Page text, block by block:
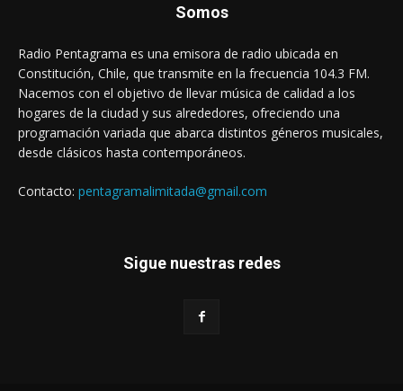
Somos
Radio Pentagrama es una emisora de radio ubicada en
Constitución, Chile, que transmite en la frecuencia 104.3 FM.
Nacemos con el objetivo de llevar música de calidad a los
hogares de la ciudad y sus alrededores, ofreciendo una
programación variada que abarca distintos géneros musicales,
desde clásicos hasta contemporáneos.
Contacto: pentagramalimitada@gmail.com
Sigue nuestras redes